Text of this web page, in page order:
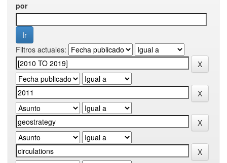
por
Filtros actuales: